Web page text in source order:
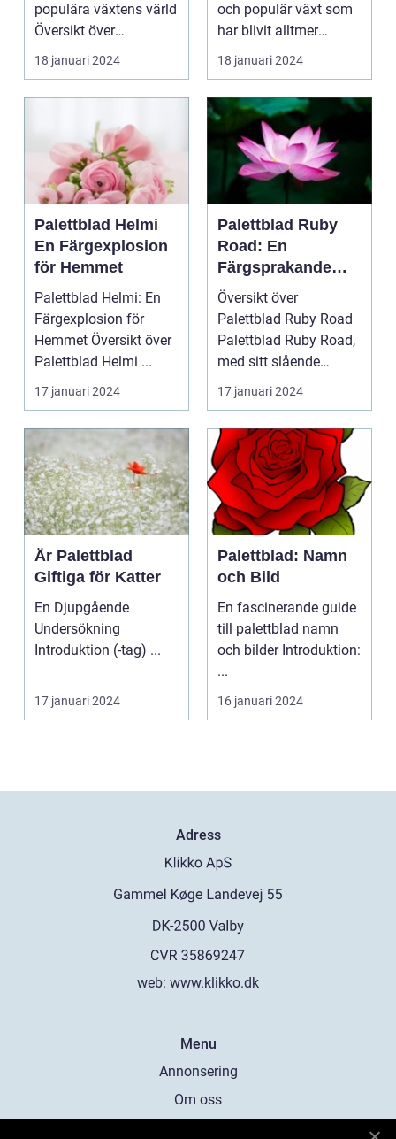
populära växtens värld
Översikt över
palettblad com
Palettbl...
18 januari 2024
och populär växt som
har blivit alltmer
populär blan...
18 januari 2024
Palettblad Helmi
En Färgexplosion
för Hemmet
Palettblad Helmi: En
Färgexplosion för
Hemmet Översikt över
Palettblad Helmi ...
17 januari 2024
Palettblad Ruby
Road: En
Färgsprakande
Favorit för Hem
Översikt över
Palettblad Ruby Road
Palettblad Ruby Road,
med sitt slående
utseende och
färgsprakan...
17 januari 2024
Är Palettblad
Giftiga för Katter
En Djupgående
Undersökning
Introduktion (-tag) ...
17 januari 2024
Palettblad: Namn
och Bild
En fascinerande guide
till palettblad namn
och bilder Introduktion:
...
16 januari 2024
Adress
web: www.klikko.dk
Menu
Annonsering
Om oss